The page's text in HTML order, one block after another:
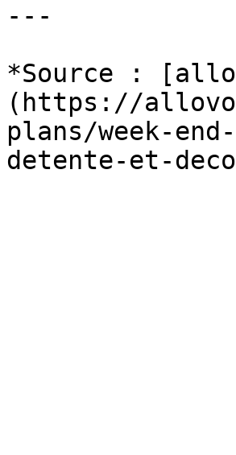
---
*Source :
(https://
plans/week-